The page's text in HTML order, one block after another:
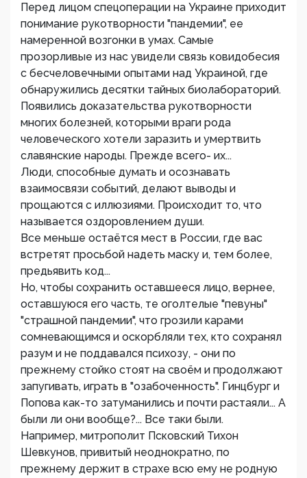
Перед лицом спецоперации на Украине приходит
понимание рукотворности "пандемии", ее
намеренной возгонки в умах. Самые
прозорливые из нас увидели связь ковидобесия
с бесчеловечными опытами над Украиной, где
обнаружились десятки тайных биолабораторий.
Появились доказательства рукотворности
многих болезней, которыми враги рода
человеческого хотели заразить и умертвить
славянские народы. Прежде всего- их...
Люди, способные думать и осознавать
взаимосвязи событий, делают выводы и
прощаются с иллюзиями. Происходит то, что
называется оздоровлением души.
Все меньше остаётся мест в России, где вас
встретят просьбой надеть маску и, тем более,
предьявить код...
Но, чтобы сохранить оставшееся лицо, вернее,
оставшуюся его часть, те оголтелые "певуны"
"страшной пандемии", что грозили карами
сомневающимся и оскорбляли тех, кто сохранял
разум и не поддавался психозу, - они по
прежнему стойко стоят на своём и продолжают
запугивать, играть в "озабоченность". Гинцбург и
Попова как-то затуманились и почти растаяли... А
были ли они вообще?... Все таки были.
Например, митрополит Псковский Тихон
Шевкунов, привитый неоднократно, по
прежнему держит в страхе всю ему не родную